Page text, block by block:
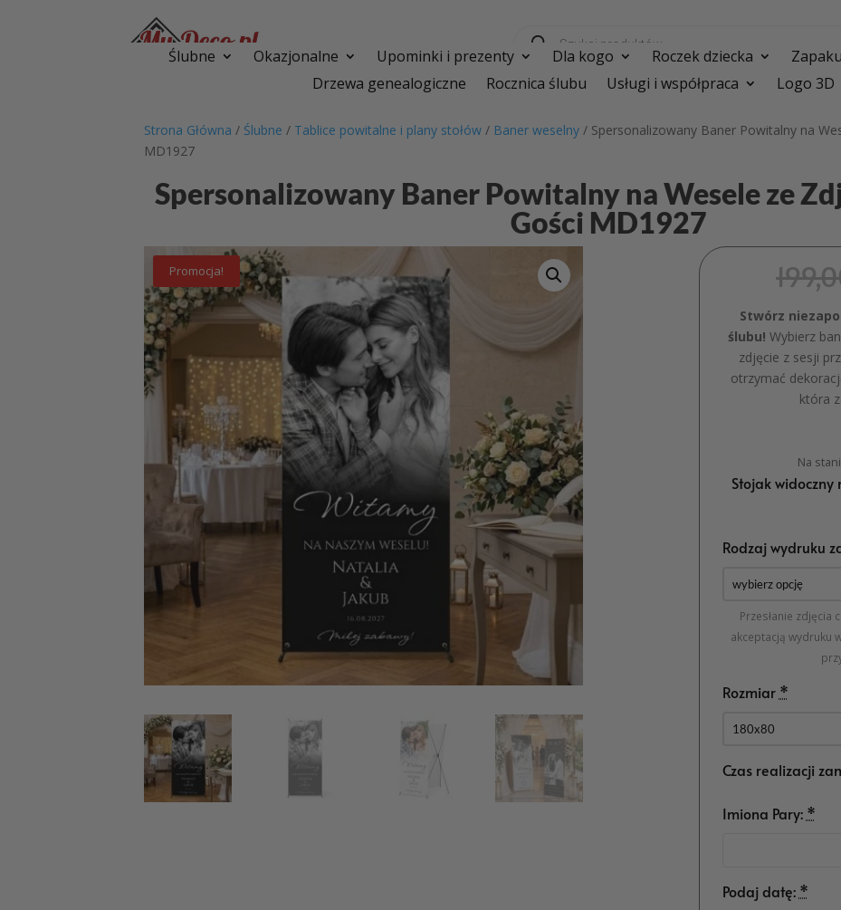
produktów
Ślubne Okazjonalne Upominki i prezenty Dla kogo Roczek dziecka
Drzewa genealogiczne
Rocznica ślubu Usługi i współpraca Logo 3D
Strona Główna / Ślubne / Tablice powitalne i plany stołów / Baner weselny / Spersonalizowany Baner Powitalny na
MD1927
Spersonalizowany Baner Powitalny na Wesele ze
Gości MD1927
Promocja!
Stwórz
ślubu! Wybierz
zdjęcie z sesji
otrzymać
która
Na
Stojak widoczny
Rodzaj wydruku
Przesłanie zdjęcia
akceptacją wydruku
Rozmiar *
Czas realizacji
Imiona Pary: *
Podaj datę: *